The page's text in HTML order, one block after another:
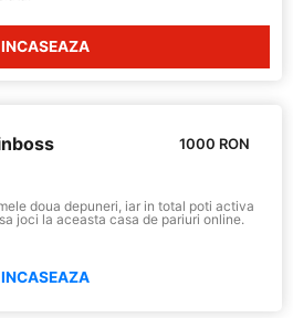
INCASEAZA
1000 RON
doua depuneri, iar in total poti activa
joci la aceasta casa de pariuri online.
INCASEAZA